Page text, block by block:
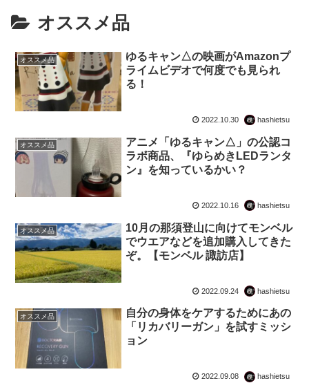
オススメ品
オススメ品
ゆるキャン△の映画がAmazonプ
ライムビデオで何度でも見られ
る！
2022.10.30 hashietsu
オススメ品
アニメ「ゆるキャン△」の公認コ
ラボ商品、『ゆらめきLEDランタ
ン』を知っているかい？
2022.10.16 hashietsu
オススメ品
10月の那須登山に向けてモンベル
でウエアなどを追加購入してきた
ぞ。【モンベル 諏訪店】
2022.09.24 hashietsu
オススメ品
自分の身体をケアするためにあの
「リカバリーガン」を試すミッシ
ョン
2022.09.08 hashietsu